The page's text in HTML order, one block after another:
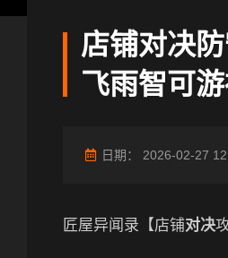
店铺对决
飞雨智可
日期： 2026-02-27
匠屋异闻录【店铺对决